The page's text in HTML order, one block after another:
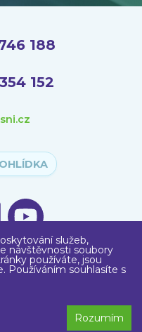
služeb,
návštěvnosti soubory
používáte, jsou
Používáním souhlasíte s
Rozumím
188
152